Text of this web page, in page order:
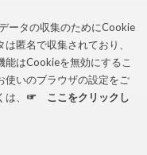
ータの収集のためにCookie
匿名で収集されており、
はCookieを無効にするこ
使いのブラウザの設定をご
、 ☞ ここをクリックし